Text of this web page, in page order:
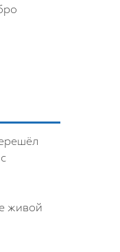
живой